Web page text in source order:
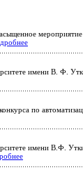
имени В. Ф.
по
имени В.Ф.